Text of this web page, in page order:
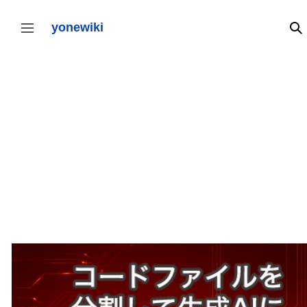
ン
サイドバーの切り替え yonewiki 検